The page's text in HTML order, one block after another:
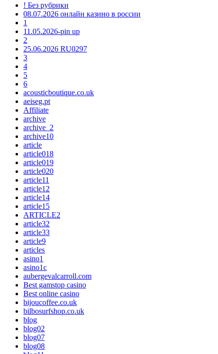
! Без рубрики
08.07.2026 онлайн казино в россии
1
11.05.2026-pin up
2
25.06.2026 RU0297
3
4
5
6
acousticboutique.co.uk
aeiseg.pt
Affiliate
archive
archive_2
archive10
article
article018
article019
article020
article11
article12
article14
article15
ARTICLE2
article32
article33
article9
articles
asino1
asino1c
aubergevalcarroll.com
Best gamstop casino
Best online casino
bijoucoffee.co.uk
bilbosurfshop.co.uk
blog
blog02
blog07
blog08